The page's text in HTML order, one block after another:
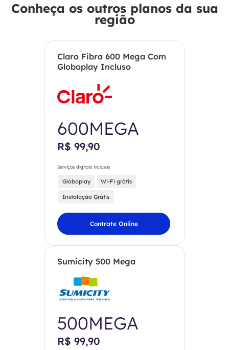
Conheça os outros planos da sua
região
Claro Fibra 600 Mega Com
Globoplay Incluso
600MEGA
R$ 99,90
Serviços digitais inclusos
Globoplay Wi-Fi grátis
Instalação Grátis
Contrate Online
Sumicity 500 Mega
500MEGA
R$ 99,90